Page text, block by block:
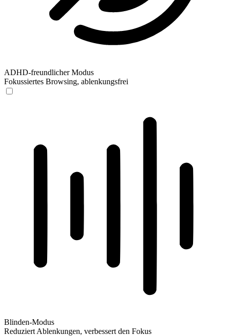
ADHD-freundlicher Modus
Fokussiertes Browsing, ablenkungsfrei
Blinden-Modus
Reduziert Ablenkungen, verbessert den Fokus